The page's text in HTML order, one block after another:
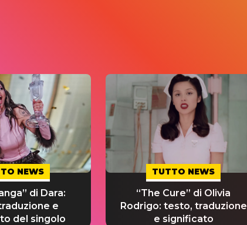
NEWS
di Dara:
e
del singolo
TUTTO NEWS
“The Cure” di Olivia
Rodrigo: testo, traduzione
e significato